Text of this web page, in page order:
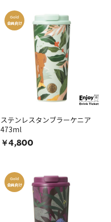
Gold
会員向け
ステンレスタンブラーケニア
473ml
￥4,800
Gold
会員向け